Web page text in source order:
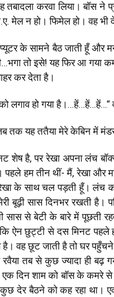
करवा लिया। बॉस
मेल न हो। फिमेल हो। वह
के सामने बैठ जाती हूँ और
तो इसे! यह फिर आ गया
कर देता है।
लगाव हो गया है।…हें…हें…हें…“
तक यह ततैया मेरे केबिन में
शेष है,पर रेखा अपना लंच
पहले हम तीन थीं- मैं,रेखा और
के साथ चल पड़ती हूँ। लंच
बूढ़ी सास दिनभर रखती है।
से बेटी के बारे में पूछती
ऐन छुट्टी से दस मिनट पहले
है। वह छूट जाती है तो घर
तब से कुछ ज्यादा ही बढ़
एक दिन शाम को बॉस के कमरे
देर बैठने को कह रहा था।